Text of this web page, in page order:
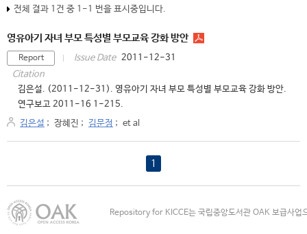
전체 결과 1건 중 1-1 번을 표시중입니다.
영유아기 자녀 부모 특성별 부모교육 강화 방안
Report Issue Date 2011-12-31
Citation
김은설. (2011-12-31). 영유아기 자녀 부모 특성별 부모교육 강화 방안.
연구보고 2011-16 1-215.
김은설 ; 장혜진 ; 김문정 ; et al
1
Repository for KICCE는 국립중앙도서관 OAK 보급사업